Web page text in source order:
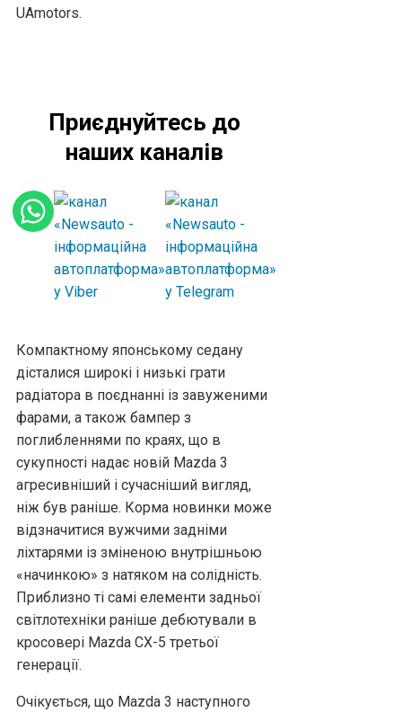
UAmotors.
Приєднуйтесь до
наших каналів
Компактному японському седану
дісталися широкі і низькі грати
радіатора в поєднанні із завуженими
фарами, а також бампер з
поглибленнями по краях, що в
сукупності надає новій Mazda 3
агресивніший і сучасніший вигляд,
ніж був раніше. Корма новинки може
відзначитися вужчими задніми
ліхтарями із зміненою внутрішньою
«начинкою» з натяком на солідність.
Приблизно ті самі елементи задньої
світлотехніки раніше дебютували в
кросовері Mazda CX-5 третьої
генерації.
Очікується, що Mazda 3 наступного